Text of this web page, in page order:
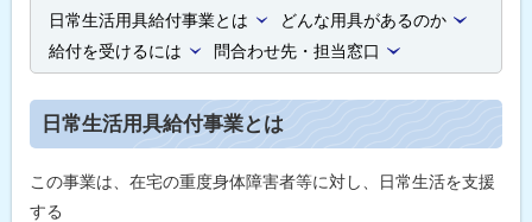
日常生活用具給付事業とは
どんな用具があるのか
給付を受けるには
問合わせ先・担当窓口
日常生活用具給付事業とは
この事業は、在宅の重度身体障害者等に対し、日常生活を支援
する